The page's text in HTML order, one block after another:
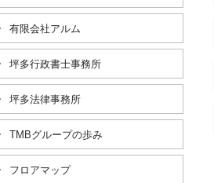
有限会社アルム
坪多行政書士事務所
坪多法律事務所
TMBグループの歩み
フロアマップ